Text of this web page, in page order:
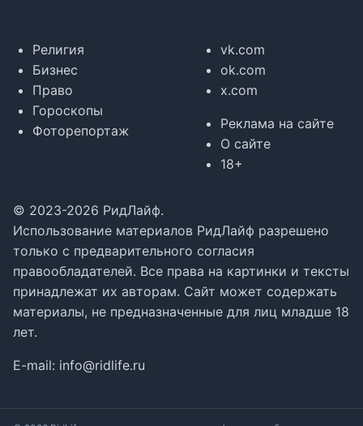
Религия
Бизнес
Право
Гороскопы
Фоторепортаж
vk.com
ok.com
x.com
Реклама на сайте
О сайте
18+
© 2023-2026 РидЛайф.
Использование материалов РидЛайф разрешено
только с предварительного согласия
правообладателей. Все права на картинки и тексты
принадлежат их авторам. Сайт может содержать
материалы, не предназначенные для лиц младше 18
лет.
E-mail: info@ridlife.ru